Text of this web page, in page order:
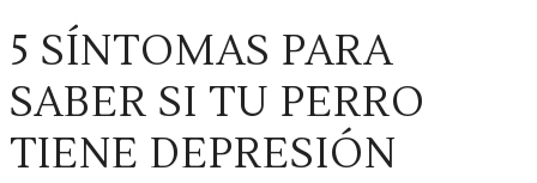
5 SÍNTOMAS PARA
SABER SI TU PERRO
TIENE DEPRESIÓN